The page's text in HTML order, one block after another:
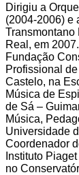
Dirigiu a
(2004-2006) e
Real, em
Fundação
Profissional
Castelo, na
Música de
de Sá –
Música,
Universidade
Coordenador
Instituto
no